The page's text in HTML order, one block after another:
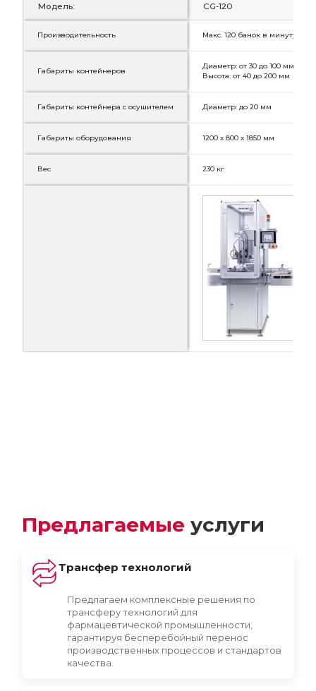
Модель: CG-120
Производительность Макс. 120 банок в минуту
Габариты контейнеров
Диаметр: от 30 до 100 мм
Высота: от 40 до 200 мм
Габариты контейнера с осушителем Диаметр: до 20 мм
Габариты оборудования 1200 х 800 х 1850 мм
Вес 230 кг
Предлагаемые услуги
Трансфер технологий
Предлагаем комплексные решения по
трансферу технологий для
фармацевтической промышленности,
гарантируя бесперебойный перенос
производственных процессов и стандартов
качества.